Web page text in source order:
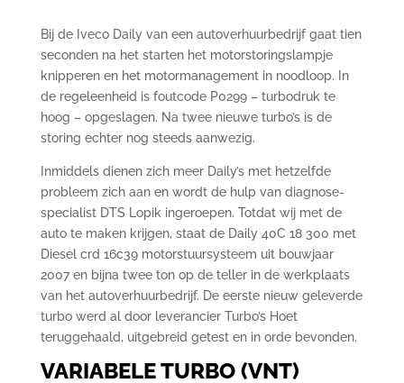
Bij de Iveco Daily van een autoverhuurbedrijf gaat tien
seconden na het starten het motorstoringslampje
knipperen en het motormanagement in noodloop. In
de regeleenheid is foutcode P0299 – turbodruk te
hoog – opgeslagen. Na twee nieuwe turbo’s is de
storing echter nog steeds aanwezig.
Inmiddels dienen zich meer Daily’s met hetzelfde
probleem zich aan en wordt de hulp van diagnose-
specialist DTS Lopik ingeroepen. Totdat wij met de
auto te maken krijgen, staat de Daily 40C 18 300 met
Diesel crd 16c39 motorstuursysteem uit bouwjaar
2007 en bijna twee ton op de teller in de werkplaats
van het autoverhuurbedrijf. De eerste nieuw geleverde
turbo werd al door leverancier Turbo’s Hoet
teruggehaald, uitgebreid getest en in orde bevonden.
VARIABELE TURBO (VNT)